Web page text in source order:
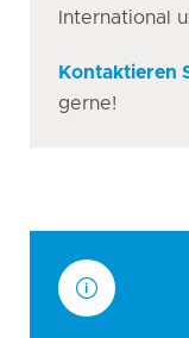
International
Kontaktieren
gerne!